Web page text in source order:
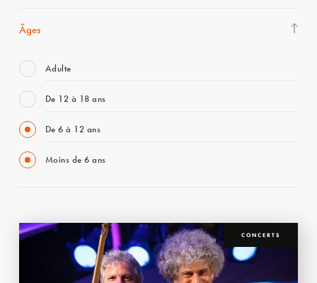
Âges
Adulte
De 12 à 18 ans
De 6 à 12 ans
Moins de 6 ans
CONCERTS